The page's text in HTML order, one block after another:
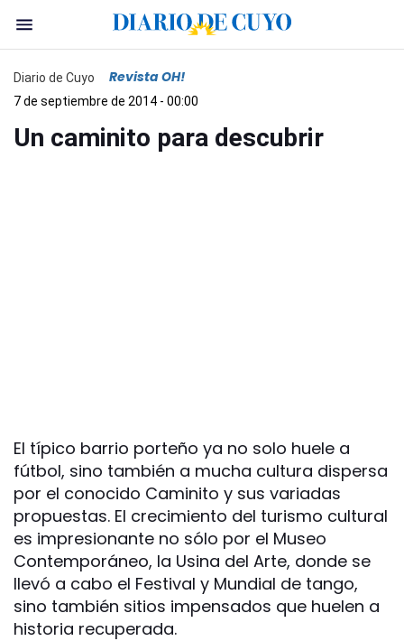
Diario de Cuyo Revista OH!
7 de septiembre de 2014 - 00:00
Un caminito para descubrir
El típico barrio porteño ya no solo huele a
fútbol, sino también a mucha cultura dispersa
por el conocido Caminito y sus variadas
propuestas. El crecimiento del turismo cultural
es impresionante no sólo por el Museo
Contemporáneo, la Usina del Arte, donde se
llevó a cabo el Festival y Mundial de tango,
sino también sitios impensados que huelen a
historia recuperada.